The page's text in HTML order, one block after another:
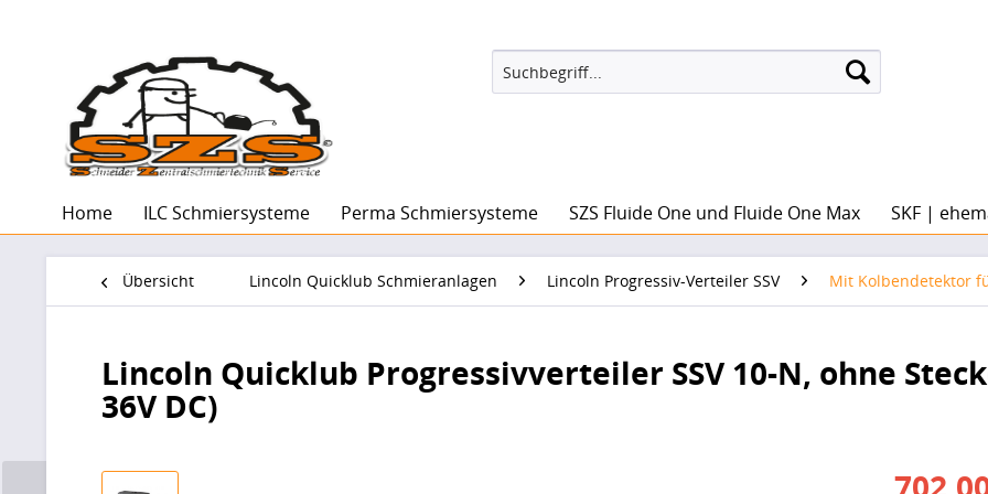
Home ILC Schmiersysteme Perma Schmiersysteme SZS Fluide One und Fluide One Max SKF |
Übersicht Lincoln Quicklub Schmieranlagen Lincoln Progressiv-Verteiler SSV Mit Kolbendetektor
Lincoln Quicklub Progressivverteiler SSV 10-N, ohne
36V DC)